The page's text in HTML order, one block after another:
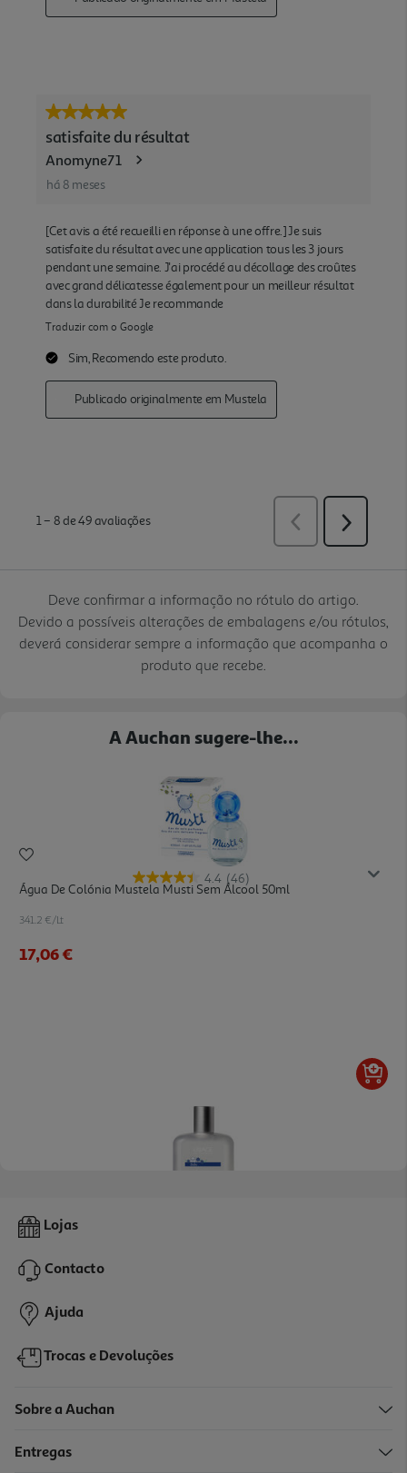
Deve confirmar a informação no rótulo do artigo.
Devido a possíveis alterações de embalagens e/ou rótulos,
deverá considerar sempre a informação que acompanha o
produto que recebe.
A Auchan sugere-lhe...
4.4 (46)
Água De Colónia Mustela Musti Sem Álcool 50ml
341.2 €/Lt
17,06 €
Água Perfumada Uriage Bebé 1º Senteur 50ml
13,49 €
Lojas
Contacto
Ajuda
Trocas e Devoluções
Sobre a Auchan
Entregas